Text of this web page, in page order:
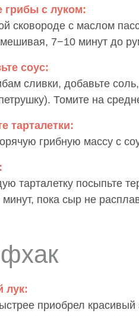
грибы с луком:
сковороде с маслом
7−10 минут до
соус:
сливки, добавьте
Томите на
тарталетки:
грибную массу с
тарталетку посыпьте
пока сыр не
лук:
приобрел